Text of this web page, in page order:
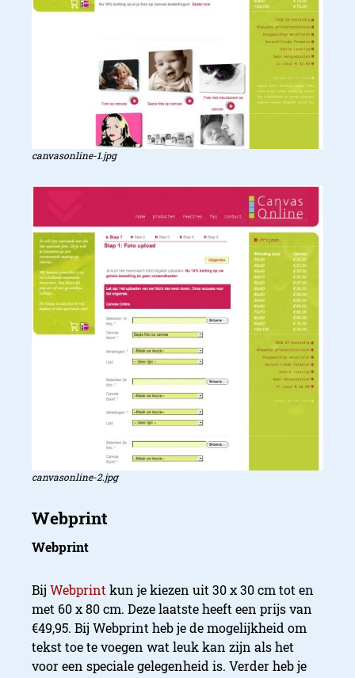
Extrafilm
canvasonline-1.jpg
canvasonline-2.jpg
Webprint
Bij Webprintkun je kiezen uit 30 x 30 cm tot en
met 60 x 80 cm. Deze laatste heeft een prijs van
€49,95. Bij Webprint heb je de mogelijkheid om
tekst toe te voegen wat leuk kan zijn als het
voor een speciale gelegenheid is. Verder heb je